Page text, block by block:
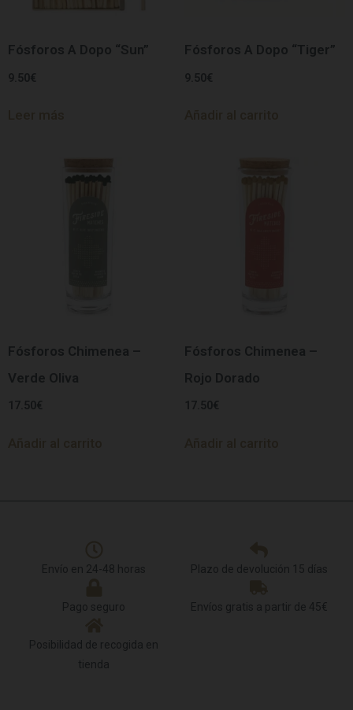
Fósforos A Dopo “Sun”
9.50€
Fósforos A Dopo “Tiger”
9.50€
Fósforos Chimenea –
Verde Oliva
17.50€
Fósforos Chimenea –
Rojo Dorado
17.50€
Envío en 24-48 horas Plazo de devolución 15 días
Pago seguro Envíos gratis a partir de 45€
Posibilidad de recogida en
tienda